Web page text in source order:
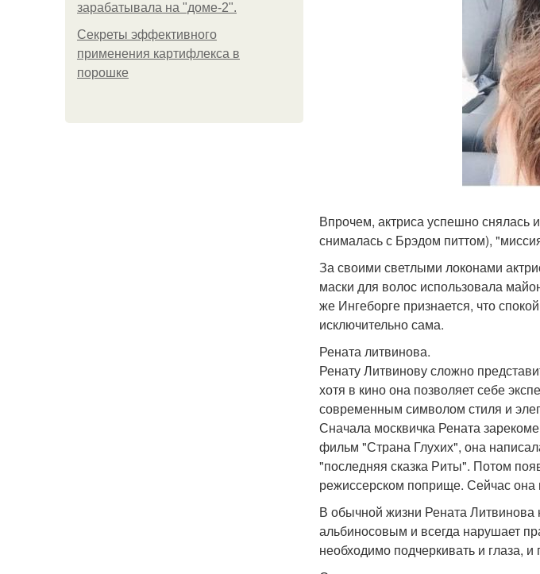
зарабатывала на "доме-2".
Секреты эффективного
применения картифлекса в
порошке
Впрочем, актриса успешно снялась
снималась с Брэдом питтом),
За своими светлыми локонами
маски для волос использовала
же Ингеборге признается, что
исключительно сама.
Рената литвинова.
Ренату Литвинову сложно
хотя в кино она позволяет себе
современным символом стиля и
Сначала москвичка Рената
фильм "Страна Глухих", она
"последняя сказка Риты". Потом
режиссерском поприще. Сейчас она
В обычной жизни Рената Литвинова
альбиносовым и всегда нарушает
необходимо подчеркивать и глаза,